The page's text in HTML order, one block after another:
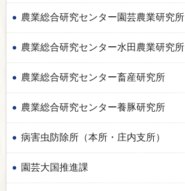
農業総合研究センター園芸農業研究所
農業総合研究センター水田農業研究所
農業総合研究センター畜産研究所
農業総合研究センター養豚研究所
病害虫防除所（本所・庄内支所）
園芸大国推進課